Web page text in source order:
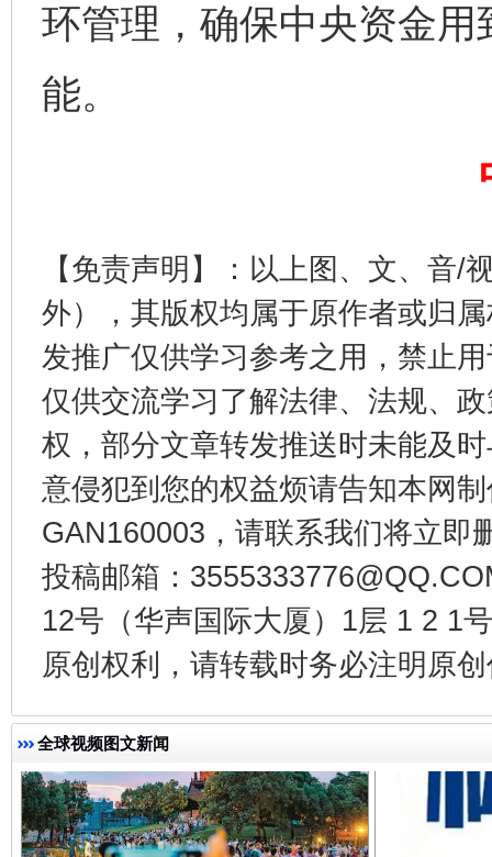
环管理，确保中央资金用
能。
【免责声明】：以上图、文、音/
外），其版权均属于原作者或归
发推广仅供学习参考之用，禁止
仅供交流学习了解法律、法规、
权，部分文章转发推送时未能及
意侵犯到您的权益烦请告知本网
GAN160003，请联系我们将立即
投稿邮箱：
12号（华声国际大厦）1层 1 2 1
原创权利，请转载时务必注明原
全球视频图文新闻
东山县通报“牛蛙产品抗生素超标问题” 法
千年窑火 生生不息